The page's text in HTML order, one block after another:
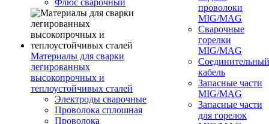
Флюс сварочный
Материалы для сварки
легированных
высокопрочных и
теплоустойчивых сталей
Электроды сварочные
Проволока сплошная
Проволока
проволоки
MIG/MAG
Сварочные
горелки
MIG/MAG
Соединительный
кабель
Запасные части
MIG/MAG
Запасные части
для горелок